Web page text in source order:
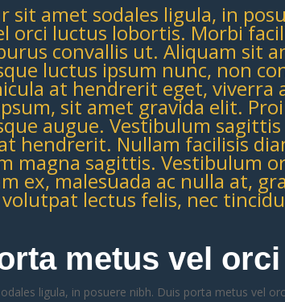
sit amet sodales ligula, in
orci luctus lobortis. Morbi
convallis ut. Aliquam sit
luctus ipsum nunc, non
at hendrerit eget, viverra
sit amet gravida elit.
augue. Vestibulum
hendrerit. Nullam facilisis
magna sagittis. Vestibulum
ex, malesuada ac nulla at,
lectus felis, nec
metus vel
ligula, in posuere nibh. Duis porta metus vel